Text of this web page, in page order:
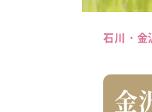
石川・金
金